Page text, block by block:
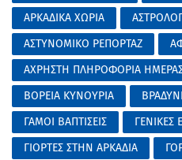
ΑΡΚΑΔΙΚΑ ΧΩΡΙΑ
ΑΣΤΥΝΟΜΙΚΟ ΡΕΠΟΡΤΑΖ
ΑΧΡΗΣΤΗ ΠΛΗΡΟΦΟΡΙΑ
ΒΟΡΕΙΑ ΚΥΝΟΥΡΙΑ
ΓΑΜΟΙ ΒΑΠΤΙΣΕΙΣ
ΓΕΝΙΚΕΣ
ΓΙΟΡΤΕΣ ΣΤΗΝ ΑΡΚΑΔΙΑ